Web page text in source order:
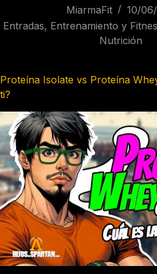
MiarmaFit
10/
Entradas, Entrenamiento y
Nutrición
Proteína Isolate vs Proteína
ti?